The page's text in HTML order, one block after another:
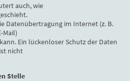
auch, wie
Datenübertragung im Internet (z. B.
Mail)
Ein lückenloser Schutz der Daten
nicht
Stelle